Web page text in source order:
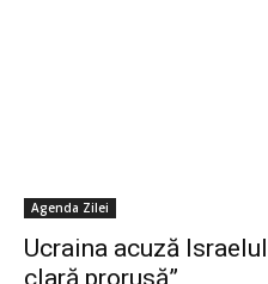
Agenda Zilei
Ucraina acuză
clară prorusă”